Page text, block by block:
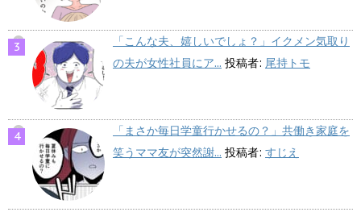
「こんな夫、嬉しいでしょ？」イクメン気取り
の夫が女性社員にア... 投稿者: 尾持トモ
「まさか毎日学童行かせるの？」共働き家庭を
笑うママ友が突然謝... 投稿者: すじえ